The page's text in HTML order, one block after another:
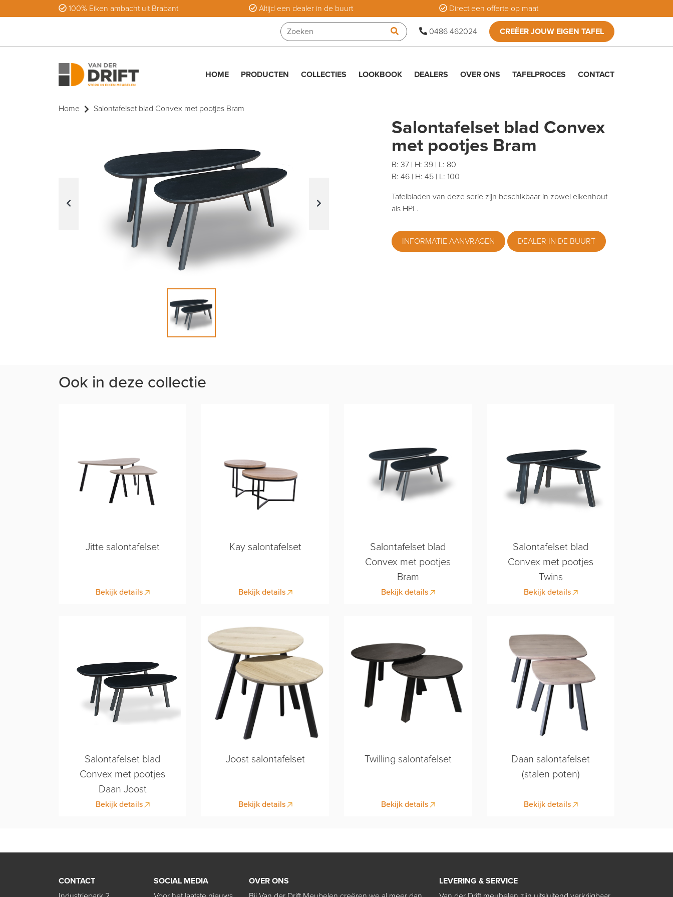
100% Eiken ambacht uit Brabant Altijd een dealer in de buurt Direct een offerte op maat
0486 462024 CREËER JOUW EIGEN TAFEL
HOME PRODUCTEN COLLECTIES LOOKBOOK DEALERS OVER ONS TAFELPROCES CONTACT
Home Salontafelset blad Convex met pootjes Bram
Salontafelset blad Convex
met pootjes Bram
B: 37 | H: 39 | L: 80
B: 46 | H: 45 | L: 100
Tafelbladen van deze serie zijn beschikbaar in zowel eikenhout
als HPL.
INFORMATIE AANVRAGEN DEALER IN DE BUURT
Ook in deze collectie
Jitte salontafelset
Bekijk details
Kay salontafelset
Bekijk details
Salontafelset blad
Convex met pootjes
Bram
Bekijk details
Salontafelset blad
Convex met pootjes
Twins
Bekijk details
Salontafelset blad
Convex met pootjes
Daan Joost
Bekijk details
Joost salontafelset
Bekijk details
Twilling salontafelset
Bekijk details
Daan salontafelset
(stalen poten)
Bekijk details
CONTACT
SOCIAL MEDIA
OVER ONS
LEVERING & SERVICE